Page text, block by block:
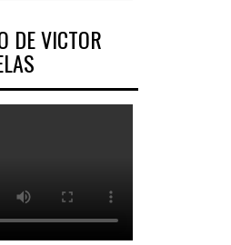
DE VICTOR